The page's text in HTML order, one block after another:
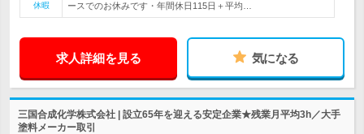
休暇
ースでのお休みです・年間休日115日＋平均…
求人詳細を見る 気になる
三国合成化学株式会社 | 設立65年を迎える安定企業★残業月平均3h／大手
塗料メーカー取引